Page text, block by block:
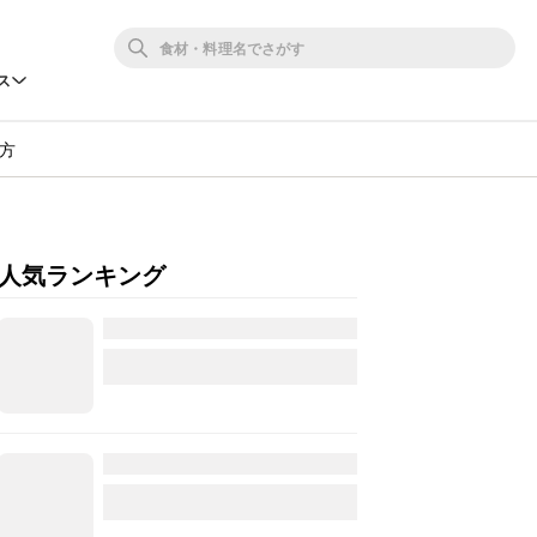
人気ランキング